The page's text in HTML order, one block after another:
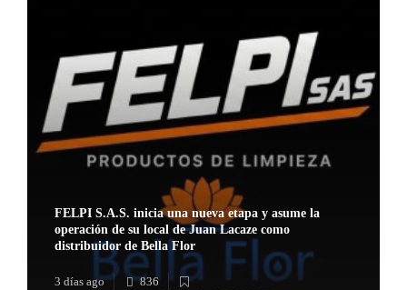
FELPI S.A.S. inicia una nueva etapa y asume la
operación de su local de Juan Lacaze como
distribuidor de Bella Flor
3 días ago 836